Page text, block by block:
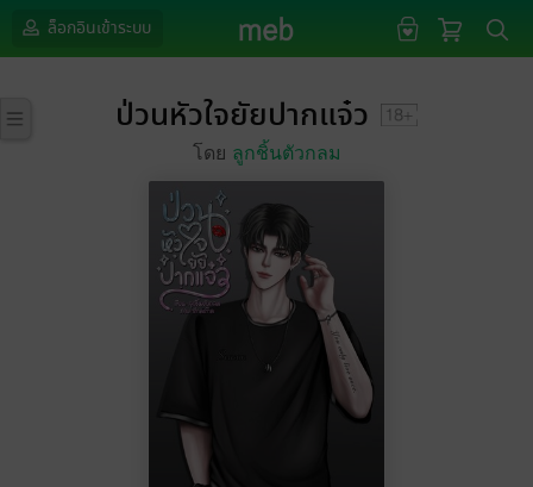
ล็อกอินเข้าระบบ
ป่วนหัวใจยัยปากแจ๋ว
โดย ลูกชิ้นตัวกลม